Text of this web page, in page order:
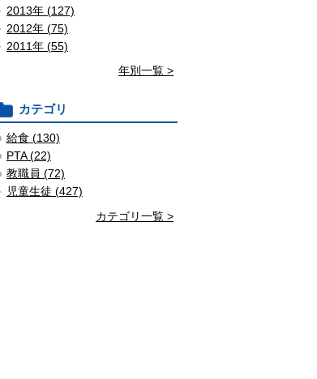
2013年 (127)
2012年 (75)
2011年 (55)
年別一覧 >
カテゴリ
給食 (130)
PTA (22)
教職員 (72)
児童生徒 (427)
カテゴリ一覧 >